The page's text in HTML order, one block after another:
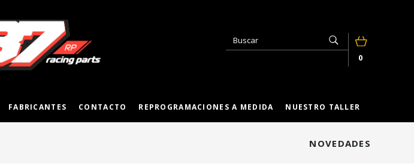
0
FABRICANTES CONTACTO REPROGRAMACIONES A MEDIDA NUESTRO TALLER
NOVEDADES